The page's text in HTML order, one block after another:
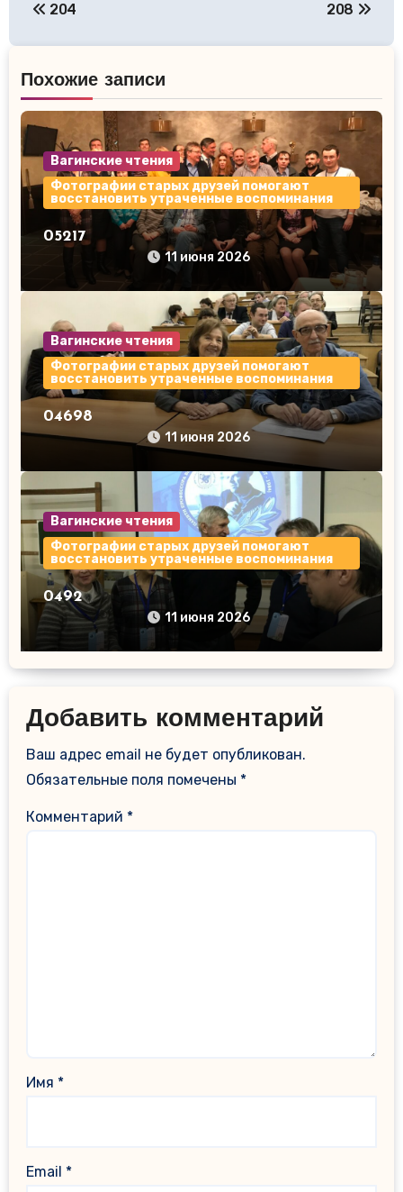
204 208
Похожие записи
Вагинские чтения
Фотографии старых друзей помогают
восстановить утраченные воспоминания
05217
11 июня 2026
Вагинские чтения
Фотографии старых друзей помогают
восстановить утраченные воспоминания
04698
11 июня 2026
Вагинские чтения
Фотографии старых друзей помогают
восстановить утраченные воспоминания
0492
11 июня 2026
Добавить комментарий
Ваш адрес email не будет опубликован.
Обязательные поля помечены *
Комментарий *
Имя *
Email *